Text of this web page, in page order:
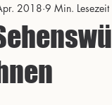
2018 9 Min. Lesezeit